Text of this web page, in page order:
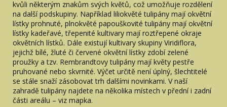
kvůli některým znakům svých květů, což umožňuje rozdělení
na další podskupiny. Například liliokvěté tulipány mají okvětní
lístky prohnuté, plnokvěté papouškovité tulipány mají okvětní
lístky kadeřavé, třepenité kultivary mají roztřepené okraje
okvětních lístků. Dále existují kultivary skupiny Viridiflora,
jejichž bílé, žluté či červené okvětní lístky zdobí zelené
proužky a tzv. Rembrandtovy tulipány mají květy pestře
pruhované nebo skvrnité. Výčet určitě není úplný, šlechtitelé
se stále snaží zásobovat trh dalšími novinkami. V naší
zahradě tulipány najdete na několika místech v přední i zadní
části areálu – viz mapka.